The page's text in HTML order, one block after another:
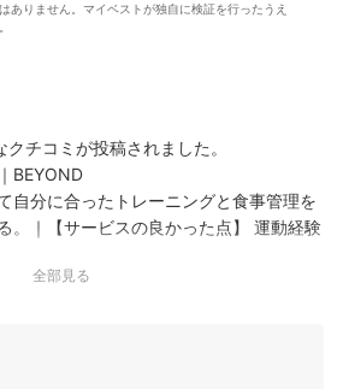
ありません。マイベストが独自に検証を行ったうえ
チコミが投稿されました。
BEYOND
自分に合ったトレーニングと食事管理を
。｜【サービスの良かった点】 運動経験
ました。運動や食事に関する小さな悩み
全部見る